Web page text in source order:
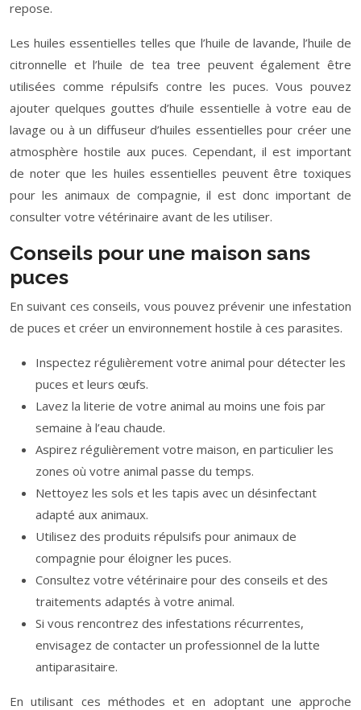
repose.
Les huiles essentielles telles que l’huile de lavande, l’huile de
citronnelle et l’huile de tea tree peuvent également être
utilisées comme répulsifs contre les puces. Vous pouvez
ajouter quelques gouttes d’huile essentielle à votre eau de
lavage ou à un diffuseur d’huiles essentielles pour créer une
atmosphère hostile aux puces. Cependant, il est important
de noter que les huiles essentielles peuvent être toxiques
pour les animaux de compagnie, il est donc important de
consulter votre vétérinaire avant de les utiliser.
Conseils pour une maison sans
puces
En suivant ces conseils, vous pouvez prévenir une infestation
de puces et créer un environnement hostile à ces parasites.
Inspectez régulièrement votre animal pour détecter les
puces et leurs œufs.
Lavez la literie de votre animal au moins une fois par
semaine à l’eau chaude.
Aspirez régulièrement votre maison, en particulier les
zones où votre animal passe du temps.
Nettoyez les sols et les tapis avec un désinfectant
adapté aux animaux.
Utilisez des produits répulsifs pour animaux de
compagnie pour éloigner les puces.
Consultez votre vétérinaire pour des conseils et des
traitements adaptés à votre animal.
Si vous rencontrez des infestations récurrentes,
envisagez de contacter un professionnel de la lutte
antiparasitaire.
En utilisant ces méthodes et en adoptant une approche